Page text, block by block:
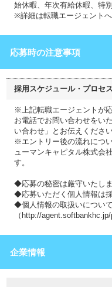
始休暇、年次有給休暇、特
※詳細は転職エージェントへ
応募時の注意事項
採用スケジュール・プロセス
※上記転職エージェントが
お電話でお問い合わせをい
い合わせ」とお伝えください
※エントリー後の流れにつ
ューマンキャピタル株式会
す。
◆応募の秘密は厳守いたしま
◆応募いただく個人情報は
◆個人情報の取扱いについ
（http://
企業情報